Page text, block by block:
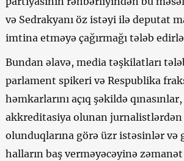
və Sedrakyanı öz istəyi ilə deputat
imtina etməyə çağırmağı tələb
Bundan əlavə, media təşkilatları
parlament spikeri və Respublika
həmkarlarını açıq şəkildə
akkreditasiya olunan
olunduqlarına görə üzr istəsinlər və
halların baş verməyəcəyinə